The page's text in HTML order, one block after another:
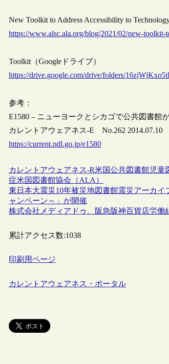
New Toolkit to Address Accessibility to
https://www.alsc.ala.org/blog/2021/02/new-toolkit-
Toolkit（Googleドライブ）
https://drive.google.com/drive/folders/
参考：
E1580 – ニューヨークとシカゴで公共図書館
カレントアウェアネス-E No.262 2014.07.10
https://current.ndl.go.jp/e1580
カレントアウェアネス-R米国公共図書館児童
症米国図書館協会（ALA）
東日本大震災10年被災地図書館震災アーカ
ャンペーン～」が開催
株式会社メディアドゥ、阪急阪神百貨店労
累計アクセス数:1038
印刷用ページ
カレントアウェアネス・ポータル